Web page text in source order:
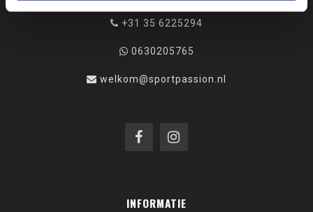
+31 35 6225294
0630205765
welkom@sportpassion.nl
INFORMATIE